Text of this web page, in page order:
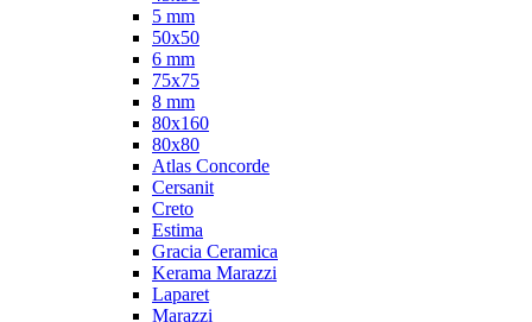
5 mm
50x50
6 mm
75х75
8 mm
80x160
80x80
Atlas Concorde
Cersanit
Creto
Estima
Gracia Ceramica
Kerama Marazzi
Laparet
Marazzi